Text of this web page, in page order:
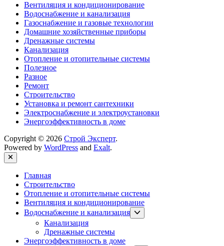
Вентиляция и кондиционирование
Водоснабжение и канализация
Газоснабжение и газовые технологии
Домашние хозяйственные приборы
Дренажные системы
Канализация
Отопление и отопительные системы
Полезное
Разное
Ремонт
Строительство
Установка и ремонт сантехники
Электроснабжение и электроустановки
Энергоэффективность в доме
Copyright © 2026 Строй Эксперт.
Powered by WordPress and Exalt.
Close
Главная
Строительство
Отопление и отопительные системы
Вентиляция и кондиционирование
Водоснабжение и канализация
Show
sub
Канализация
Дренажные системы
Энергоэффективность в доме